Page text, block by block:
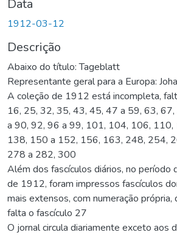
Data
1912-03-12
Descrição
Abaixo do título: Tageblatt
Representante geral para a Europa:
A coleção de 1912 está incompleta,
16, 25, 32, 35, 43, 45, 47 a 59, 63,
a 90, 92, 96 a 99, 101, 104, 106,
138, 150 a 152, 156, 163, 248, 254,
278 a 282, 300
Além dos fascículos diários, no período
de 1912, foram impressos fascículos
mais extensos, com numeração
falta o fascículo 27
O jornal circula diariamente exceto aos